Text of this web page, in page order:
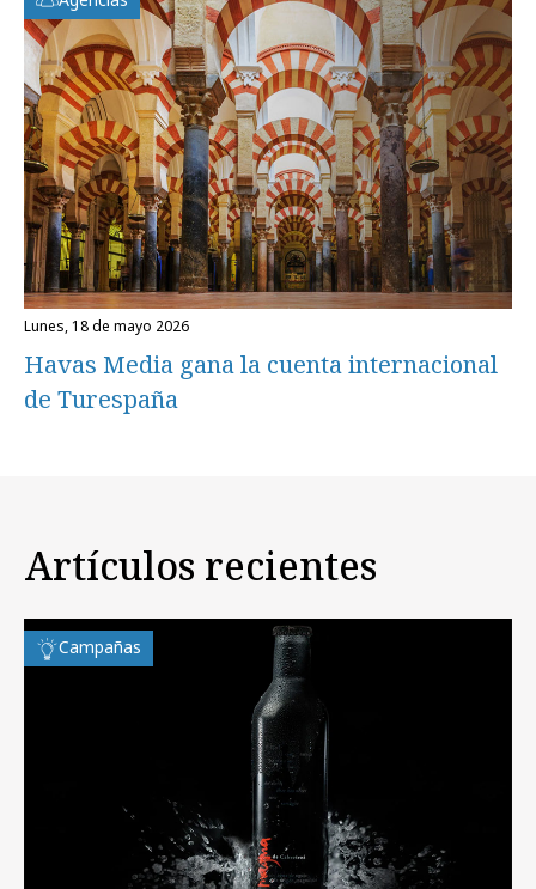
lunes, 18 de mayo 2026
Havas Media gana la cuenta internacional
de Turespaña
Artículos recientes
Campañas